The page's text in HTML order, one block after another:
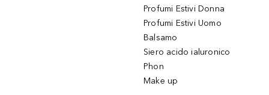
Profumi Estivi Donna
Profumi Estivi Uomo
Balsamo
Siero acido ialuronico
Phon
Make up